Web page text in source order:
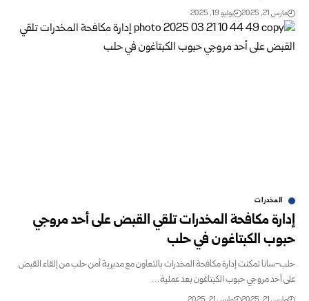
مارس 21, 2025 يوليو 19, 2025
المخدرات
إدارة مكافحة المخدرات تلقي القبض على أحد مروجي
حبوب الكبتاغون في حلب
حلب-سانا تمكنت إدارة مكافحة المخدرات بالتعاون مع مديرية أمن حلب من إلقاء القبض
على أحد مروجي حبوب الكبتاغون بعد عملية…